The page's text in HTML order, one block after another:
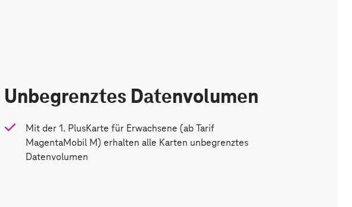
Unbegrenztes Datenvolumen
Mit der 1. PlusKarte für Erwachsene (ab Tarif
MagentaMobil M) erhalten alle Karten unbegrenztes
Datenvolumen